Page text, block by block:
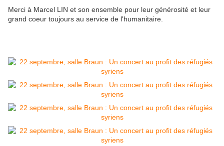
Merci à Marcel LIN et son ensemble pour leur générosité et leur
grand coeur toujours au service de l'humanitaire.